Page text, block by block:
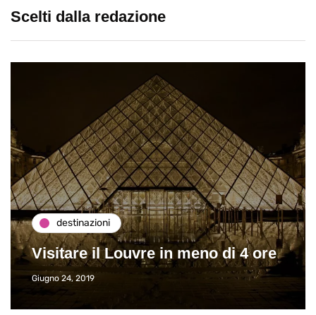
Scelti dalla redazione
destinazioni
Visitare il Louvre in meno di 4 ore
Giugno 24, 2019